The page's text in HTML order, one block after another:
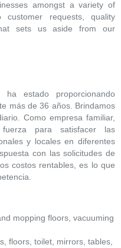
amongst a variety of
customer requests, quality
sets us aside from our
estado proporcionando
más de 36 años. Brindamos
Como empresa familiar,
para satisfacer las
y locales en diferentes
con las solicitudes de
costos rentables, es lo que
mopping floors, vacuuming
floors, toilet, mirrors, tables,